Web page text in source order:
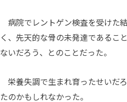
病院でレントゲン検査を受けた
く、先天的な骨の未発達であるこ
ないだろう、とのことだった。
栄養失調で生まれ育ったせいだ
たのかもしれなかった。